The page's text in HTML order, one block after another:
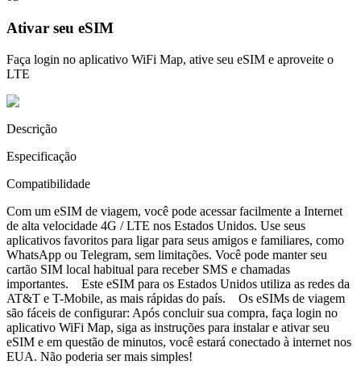
Ativar seu eSIM
Faça login no aplicativo WiFi Map, ative seu eSIM e aproveite o
LTE
Descrição
Especificação
Compatibilidade
Com um eSIM de viagem, você pode acessar facilmente a Internet
de alta velocidade 4G / LTE nos Estados Unidos. Use seus
aplicativos favoritos para ligar para seus amigos e familiares, como
WhatsApp ou Telegram, sem limitações. Você pode manter seu
cartão SIM local habitual para receber SMS e chamadas
importantes. Este eSIM para os Estados Unidos utiliza as redes da
AT&T e T-Mobile, as mais rápidas do país. Os eSIMs de viagem
são fáceis de configurar: Após concluir sua compra, faça login no
aplicativo WiFi Map, siga as instruções para instalar e ativar seu
eSIM e em questão de minutos, você estará conectado à internet nos
EUA. Não poderia ser mais simples!